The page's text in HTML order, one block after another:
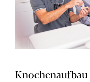
Knochenaufbau